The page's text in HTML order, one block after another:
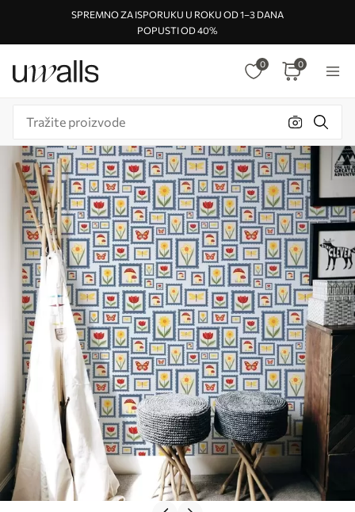
SPREMNO ZA ISPORUKU U ROKU OD 1–3 DANA
POPUSTI OD 40%
0 0